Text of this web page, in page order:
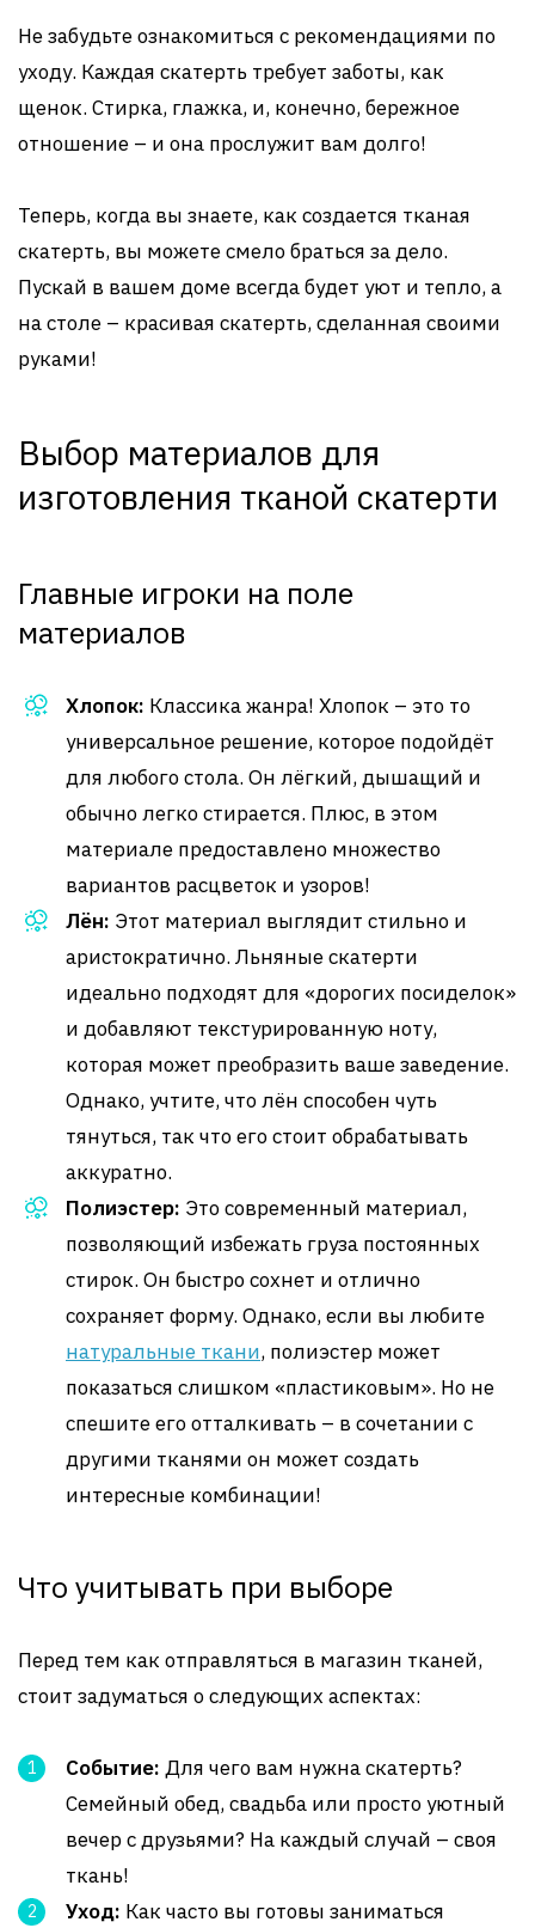
Не забудьте ознакомиться с рекомендациями по
уходу. Каждая скатерть требует заботы, как
щенок. Стирка, глажка, и, конечно, бережное
отношение – и она прослужит вам долго!
Теперь, когда вы знаете, как создается тканая
скатерть, вы можете смело браться за дело.
Пускай в вашем доме всегда будет уют и тепло, а
на столе – красивая скатерть, сделанная своими
руками!
Выбор материалов для
изготовления тканой скатерти
Главные игроки на поле
материалов
Хлопок: Классика жанра! Хлопок – это то
универсальное решение, которое подойдёт
для любого стола. Он лёгкий, дышащий и
обычно легко стирается. Плюс, в этом
материале предоставлено множество
вариантов расцветок и узоров!
Лён: Этот материал выглядит стильно и
аристократично. Льняные скатерти
идеально подходят для «дорогих посиделок»
и добавляют текстурированную ноту,
которая может преобразить ваше заведение.
Однако, учтите, что лён способен чуть
тянуться, так что его стоит обрабатывать
аккуратно.
Полиэстер: Это современный материал,
позволяющий избежать груза постоянных
стирок. Он быстро сохнет и отлично
сохраняет форму. Однако, если вы любите
натуральные ткани, полиэстер может
показаться слишком «пластиковым». Но не
спешите его отталкивать – в сочетании с
другими тканями он может создать
интересные комбинации!
Что учитывать при выборе
Перед тем как отправляться в магазин тканей,
стоит задуматься о следующих аспектах:
Событие: Для чего вам нужна скатерть?
Семейный обед, свадьба или просто уютный
вечер с друзьями? На каждый случай – своя
ткань!
Уход: Как часто вы готовы заниматься